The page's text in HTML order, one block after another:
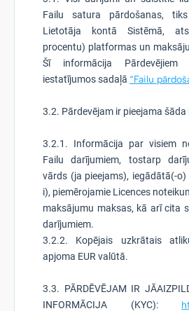
Failu satura pārdošanas,
Lietotāja kontā Sistēmā,
procentu) platformas un
Šī informācija
iestatījumos sadaļā “Failu
3.2. Pārdevējam ir pieejama
3.2.1. Informācija par visiem
Failu darījumiem, tostarp
vārds (ja pieejams), iegādātā(-
i), piemērojamie Licences
maksājumu maksas, kā arī cita
darījumiem.
3.2.2. Kopējais uzkrātais
apjoma EUR valūtā.
3.3. PĀRDĒVĒJAM IR
INFORMĀCIJA (KYC):